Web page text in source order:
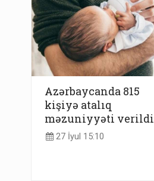
Azərbaycanda 815
kişiyə atalıq
məzuniyyəti verildi
27 İyul 15:10